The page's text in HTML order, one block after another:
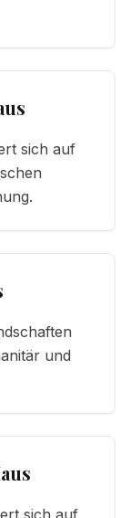
sich auf
und
sich auf